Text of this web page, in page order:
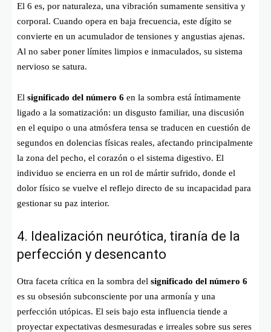
El 6 es, por naturaleza, una vibración sumamente sensitiva y
corporal. Cuando opera en baja frecuencia, este dígito se
convierte en un acumulador de tensiones y angustias ajenas.
Al no saber poner límites limpios e inmaculados, su sistema
nervioso se satura.
El significado del número 6 en la sombra está íntimamente
ligado a la somatización: un disgusto familiar, una discusión
en el equipo o una atmósfera tensa se traducen en cuestión de
segundos en dolencias físicas reales, afectando principalmente
la zona del pecho, el corazón o el sistema digestivo. El
individuo se encierra en un rol de mártir sufrido, donde el
dolor físico se vuelve el reflejo directo de su incapacidad para
gestionar su paz interior.
4. Idealización neurótica, tiranía de la
perfección y desencanto
Otra faceta crítica en la sombra del significado del número 6
es su obsesión subconsciente por una armonía y una
perfección utópicas. El seis bajo esta influencia tiende a
proyectar expectativas desmesuradas e irreales sobre sus seres